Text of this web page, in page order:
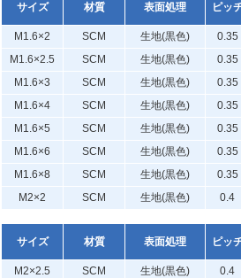
サイズ 材質 表面処理 ピッ
M1.6×2 SCM 生地(黒色) 0.35
M1.6×2.5
SCM 生地(黒色) 0.35
M1.6×3
SCM 生地(黒色) 0.35
M1.6×4
SCM 生地(黒色) 0.35
M1.6×5
SCM 生地(黒色) 0.35
M1.6×6
SCM 生地(黒色) 0.35
M1.6×8
SCM 生地(黒色) 0.35
M2×2
SCM 生地(黒色) 0.4
サイズ 材質 表面処理 ピッ
M2×2.5 SCM 生地(黒色) 0.4